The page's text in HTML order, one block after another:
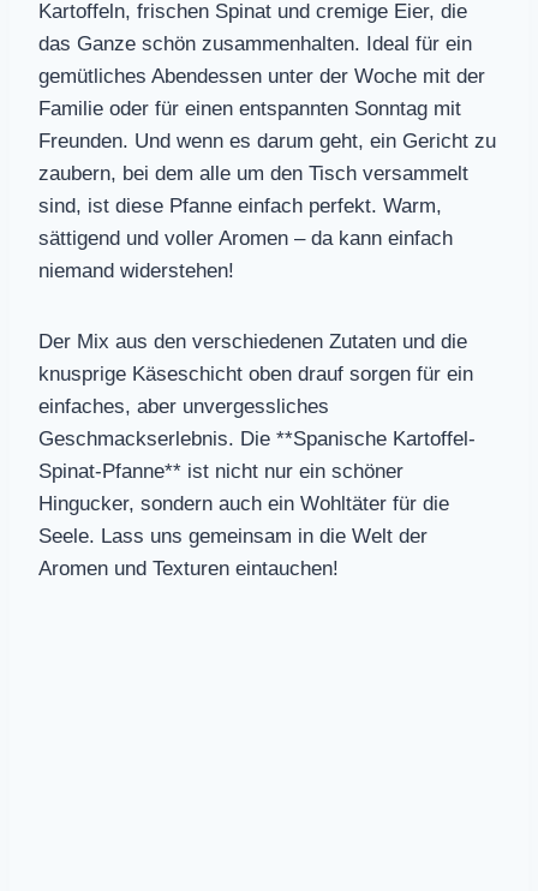
Kartoffeln, frischen Spinat und cremige Eier, die
das Ganze schön zusammenhalten. Ideal für ein
gemütliches Abendessen unter der Woche mit der
Familie oder für einen entspannten Sonntag mit
Freunden. Und wenn es darum geht, ein Gericht zu
zaubern, bei dem alle um den Tisch versammelt
sind, ist diese Pfanne einfach perfekt. Warm,
sättigend und voller Aromen – da kann einfach
niemand widerstehen!
Der Mix aus den verschiedenen Zutaten und die
knusprige Käseschicht oben drauf sorgen für ein
einfaches, aber unvergessliches
Geschmackserlebnis. Die **Spanische Kartoffel-
Spinat-Pfanne** ist nicht nur ein schöner
Hingucker, sondern auch ein Wohltäter für die
Seele. Lass uns gemeinsam in die Welt der
Aromen und Texturen eintauchen!